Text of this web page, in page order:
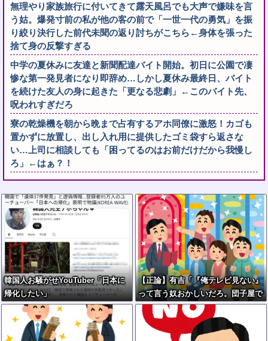
無理やり家族旅行に付いてきて露天風呂でも大声で嫌味を言
う姑。爆発寸前の私が他の客の前で「一世一代の勇気」を振
り絞り決行した前代未聞の返り討ちがこちら←身体を張った
捨て身の反撃すぎる
中学の夏休みに友達と新聞配達バイト開始。初日に公園で凄
惨な第一発見者になり即辞め…しかし夏休み最終日、バイト
を続けた友人の身に起きた「更なる悲劇」←このバイト先、
呪われすぎだろ
寮の乾燥機を朝から晩まで占有するアホ同僚に激怒！カゴも
置かずに放置し、出し入れ用に提供したゴミ袋すら返さな
い…上司に相談しても「困ってるのはお前だけだから我慢し
ろ」←はぁ？！
韓国人お騒がせYouTuber「日本に
帰化したい」
【正論】有吉「『俺テレビ見ない』
って言う奴おかしいだろ。団子屋で
『団子食べない』って言うか？」